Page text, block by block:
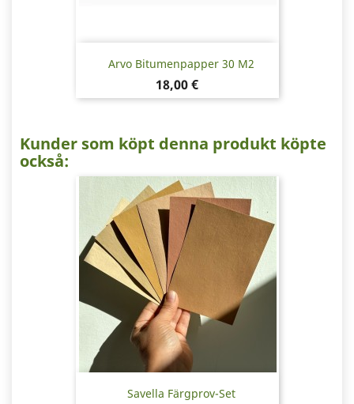
Arvo Bitumenpapper 30 M2
Pris
18,00 €
Kunder som köpt denna produkt köpte
också:
Savella Färgprov-Set